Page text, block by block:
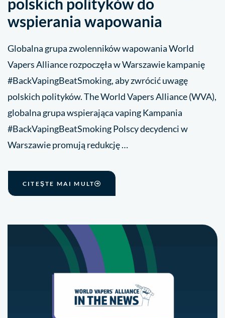
wspierania wapowania
Globalna grupa zwolenników wapowania World
Vapers Alliance rozpoczęła w Warszawie kampanię
#BackVapingBeatSmoking, aby zwrócić uwagę
polskich polityków. The World Vapers Alliance (WVA),
globalna grupa wspierająca vaping Kampania
#BackVapingBeatSmoking Polscy decydenci w
Warszawie promują redukcję …
CITEŞTE MAI MULT